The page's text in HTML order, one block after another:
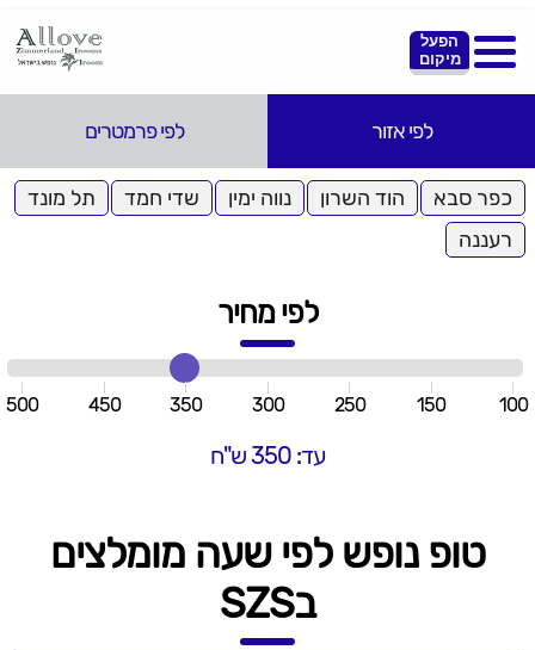
הפעל
מיקום
לפי אזור לפי פרמטרים
כפר סבא הוד השרון נווה ימין שדי חמד
תל מונד
רעננה
לפי מחיר
100
150
250
300
350
450
500
עד: 350 ש"ח
טופ נופש לפי שעה מומלצים
בSZS